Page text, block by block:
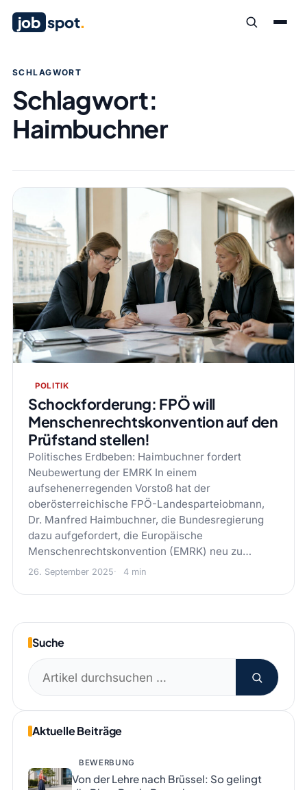
job spot.
SCHLAGWORT
Schlagwort:
Haimbuchner
POLITIK
Schockforderung: FPÖ will
Menschenrechtskonvention auf den
Prüfstand stellen!
Politisches Erdbeben: Haimbuchner fordert
Neubewertung der EMRK In einem
aufsehenerregenden Vorstoß hat der
oberösterreichische FPÖ-Landesparteiobmann,
Dr. Manfred Haimbuchner, die Bundesregierung
dazu aufgefordert, die Europäische
Menschenrechtskonvention (EMRK) neu zu…
26. September 2025 4 min
Suche
Suchen
nach:
Aktuelle Beiträge
BEWERBUNG
Von der Lehre nach Brüssel: So gelingt